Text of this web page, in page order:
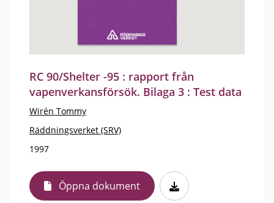
RC 90/Shelter -95 : rapport från
vapenverkansförsök. Bilaga 3 : Test data
Wirén Tommy
Räddningsverket (SRV)
1997
Öppna dokument